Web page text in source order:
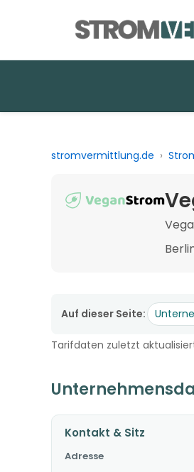
stromvermittlung.de ›
Auf dieser Seite:
Tarifdaten zuletzt
Kontakt & Sitz
Adresse